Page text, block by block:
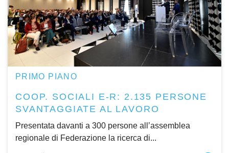
PRIMO PIANO
COOP. SOCIALI E-R: 2.135 PERSONE
SVANTAGGIATE AL LAVORO
Presentata davanti a 300 persone all’assemblea
regionale di Federazione la ricerca di...